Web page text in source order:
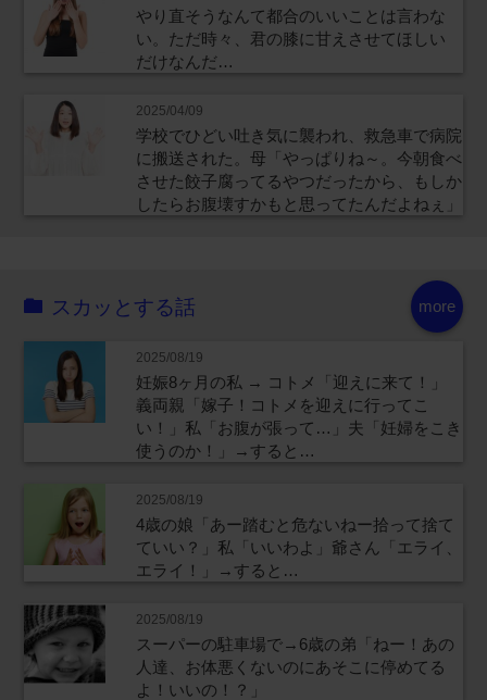
やり直そうなんて都合のいいことは言わな
い。ただ時々、君の膝に甘えさせてほしい
だけなんだ…
2025/04/09
学校でひどい吐き気に襲われ、救急車で病院
に搬送された。母「やっぱりね～。今朝食べ
させた餃子腐ってるやつだったから、もしか
したらお腹壊すかもと思ってたんだよねぇ」
more
スカッとする話
2025/08/19
妊娠8ヶ月の私 → コトメ「迎えに来て！」
義両親「嫁子！コトメを迎えに行ってこ
い！」私「お腹が張って…」夫「妊婦をこき
使うのか！」→すると…
2025/08/19
4歳の娘「あー踏むと危ないねー拾って捨て
ていい？」私「いいわよ」爺さん「エライ、
エライ！」→すると…
2025/08/19
スーパーの駐車場で→6歳の弟「ねー！あの
人達、お体悪くないのにあそこに停めてる
よ！いいの！？」